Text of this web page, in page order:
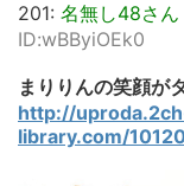
201: 名無し48さん
ID:wBByiOEk0
まりりんの笑顔が
http://
library.com/